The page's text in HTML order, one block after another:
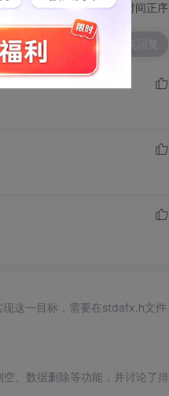
切换为时间正序
现这一目标，需要在stdafx.h文件
、数据删除等功能，并讨论了排